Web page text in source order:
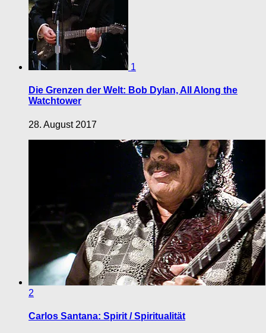
1
Die Grenzen der Welt: Bob Dylan, All Along the
Watchtower
28. August 2017
2
Carlos Santana: Spirit / Spiritualität